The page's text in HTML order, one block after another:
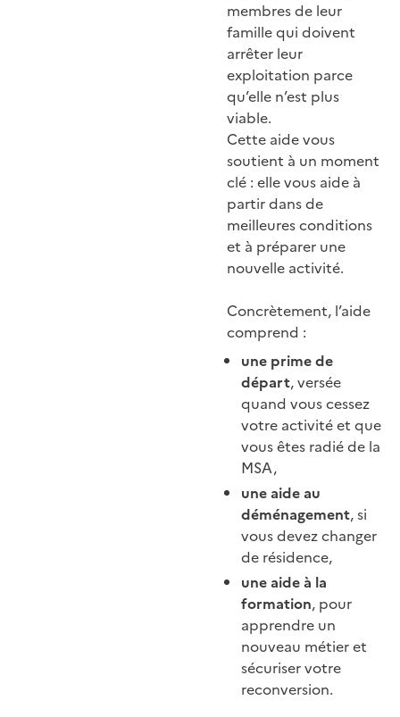
membres de leur
famille qui doivent
arrêter leur
exploitation parce
qu’elle n’est plus
viable.
Cette aide vous
soutient à un moment
clé : elle vous aide à
partir dans de
meilleures conditions
et à préparer une
nouvelle activité.
Concrètement, l’aide
comprend :
une prime de
départ, versée
quand vous cessez
votre activité et que
vous êtes radié de la
MSA,
une aide au
déménagement, si
vous devez changer
de résidence,
une aide à la
formation, pour
apprendre un
nouveau métier et
sécuriser votre
reconversion.